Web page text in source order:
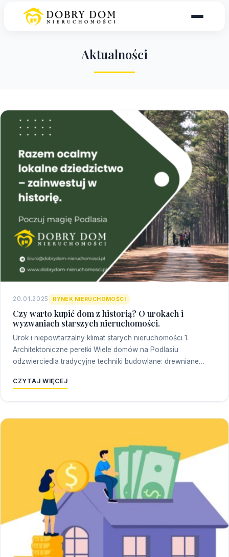
Aktualności
20.01.2025 RYNEK NIERUCHOMOŚCI
Czy warto kupić dom z historią? O urokach i
wyzwaniach starszych nieruchomości.
Urok i niepowtarzalny klimat starych nieruchomości 1.
Architektoniczne perełki Wiele domów na Podlasiu
odzwierciedla tradycyjne techniki budowlane: drewniane…
CZYTAJ WIĘCEJ